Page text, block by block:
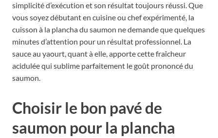
simplicité d’exécution et son résultat toujours réussi. Que
vous soyez débutant en cuisine ou chef expérimenté, la
cuisson à la plancha du saumon ne demande que quelques
minutes d’attention pour un résultat professionnel. La
sauce au yaourt, quant à elle, apporte cette fraîcheur
acidulée qui sublime parfaitement le goût prononcé du
saumon.
Choisir le bon pavé de
saumon pour la plancha